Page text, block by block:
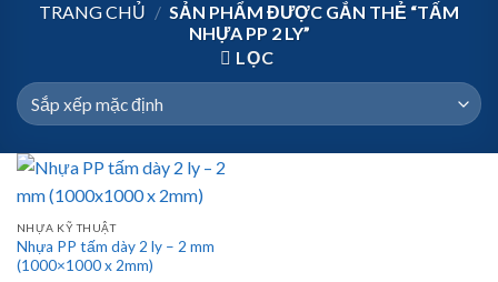
TRANG CHỦ / SẢN PHẨM ĐƯỢC GẮN THẺ “TẤM
NHỰA PP 2 LY”
LỌC
NHỰA KỸ THUẬT
Nhựa PP tấm dày 2 ly – 2 mm
(1000×1000 x 2mm)